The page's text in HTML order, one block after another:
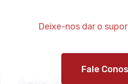
Deixe-nos dar o
Fale